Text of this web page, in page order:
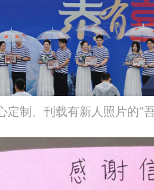
定制、刊载有新人照片的“